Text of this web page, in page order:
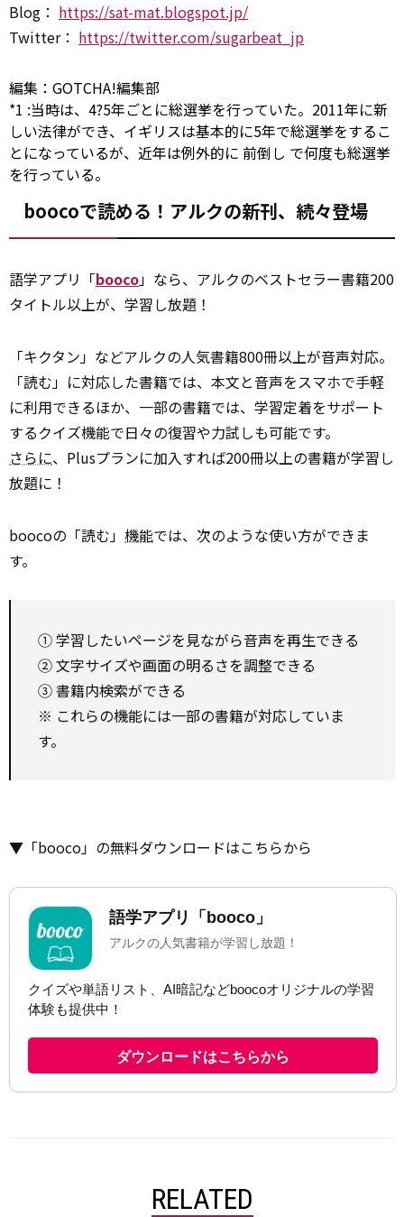
Blog： https://sat-mat.blogspot.jp/
Twitter： https://twitter.com/sugarbeat_jp
編集：GOTCHA!編集部
*1 :当時は、4?5年ごとに総選挙を行っていた。2011年に新
しい法律ができ、イギリスは基本的に5年で総選挙をするこ
とになっているが、近年は例外的に 前倒し で何度も総選挙
を行っている。
boocoで読める！アルクの新刊、続々登場
語学アプリ「booco」なら、アルクのベストセラー書籍200
タイトル以上が、学習し放題！
「キクタン」などアルクの人気書籍800冊以上が音声対応。
「読む」に対応した書籍では、本文と音声をスマホで手軽
に利用できるほか、一部の書籍では、学習定着をサポート
するクイズ機能で日々の復習や力試しも可能です。
さらに、Plusプランに加入すれば200冊以上の書籍が学習し
放題に！
boocoの「読む」 機能では、次のような使い方ができま
す。
① 学習したいページを見ながら音声を再生できる
② 文字サイズや画面の明るさを調整できる
③ 書籍内検索ができる
※ これらの機能には一部の書籍が対応していま
す。
▼「booco」の無料ダウンロードはこちらから
RELATED